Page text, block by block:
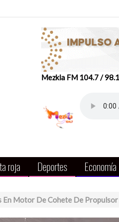
Mezkla FM 104.7 /
roja Deportes Economía
En Motor De Cohete De